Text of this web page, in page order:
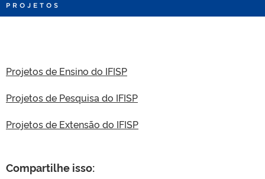
PROJETOS
Projetos de Ensino do IFISP
Projetos de Pesquisa do IFISP
Projetos de Extensão do IFISP
Compartilhe isso: